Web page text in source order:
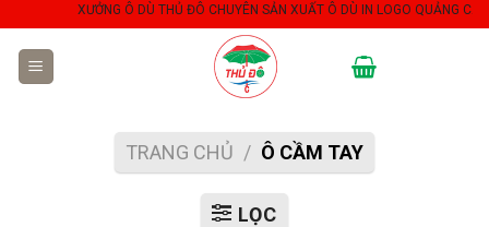
content
XƯỞNG Ô DÙ THỦ ĐÔ CHUYÊN SẢN XUẤT Ô DÙ IN LOGO QUẢNG CÁO
TRANG CHỦ / Ô CẦM TAY
LỌC